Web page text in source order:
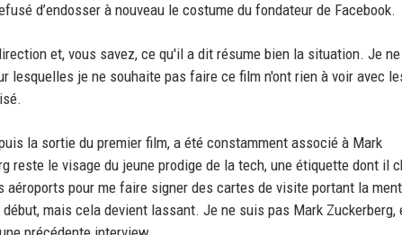
d’endosser à nouveau le costume du fondateur de Facebook.
et, vous savez, ce qu'il a dit résume bien la situation. Je
lesquelles je ne souhaite pas faire ce film n'ont rien à voir avec
la sortie du premier film, a été constamment associé à Mark
reste le visage du jeune prodige de la tech, une étiquette dont il
aéroports pour me faire signer des cartes de visite portant la
début, mais cela devient lassant. Je ne suis pas Mark Zuckerberg,